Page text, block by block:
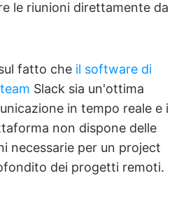
le riunioni direttamente da
fatto che il software di
Slack sia un'ottima
in tempo reale e i
non dispone delle
necessarie per un project
dei progetti remoti.